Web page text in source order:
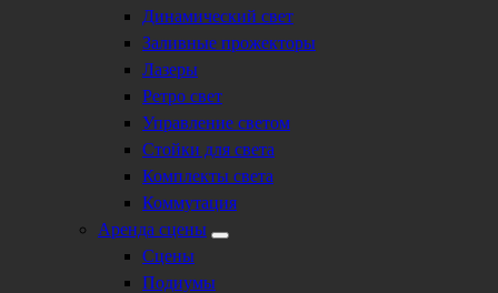
Динамический свет
Заливные прожекторы
Лазеры
Ретро свет
Управление светом
Стойки для света
Комплекты света
Коммутация
Аренда сцены
Сцены
Подиумы